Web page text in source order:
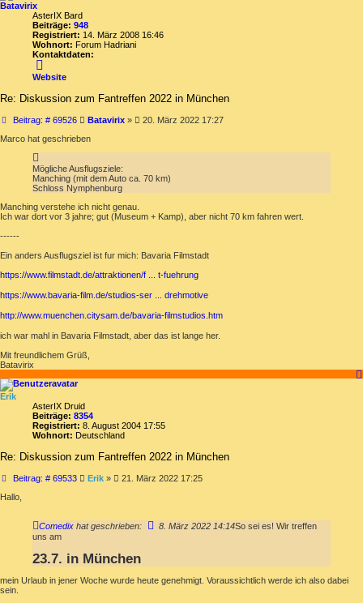
Batavirix
AsterIX Bard
Beiträge: 948
Registriert: 14. März 2008 16:46
Wohnort: Forum Hadriani
Kontaktdaten:
von
Batavirix
Website
Re: Diskussion zum Fantreffen 2022 in München
Beitrag: # 69526Beitrag
Batavirix»
20. März 2022 17:27
Marco hat geschrieben
Mögliche Ausflugsziele:
Manching (mit dem Auto ca. 70 km)
Schloss Nymphenburg
Manching verstehe ich nicht genau.
Ich war dort vor 3 jahre; gut (Museum + Kamp), aber nicht 70 km fahren wert.
------
Ein anders Ausflugsziel ist fur mich: Bavaria Filmstadt
https://www.filmstadt.de/attraktionen/f ... t-fuehrung
https://www.bavaria-film.de/studios-ser ... drehmotive
http://www.muenchen.citysam.de/bavaria-filmstudios.htm
ich war mahl in Bavaria Filmstadt, aber das ist lange her.
Mit freundlichem Grüß,
Batavirix
Erik
AsterIX Druid
Beiträge: 8354
Registriert: 8. August 2004 17:55
Wohnort: Deutschland
Re: Diskussion zum Fantreffen 2022 in München
Beitrag: # 69533Beitrag
Erik»
21. März 2022 17:25
Hallo,
Comedix hat geschrieben: 8. März 2022 14:14So sei es! Wir treffen
uns am
23.7. in München
mein Urlaub in jener Woche wurde heute genehmigt. Voraussichtlich werde ich also dabei
sein.